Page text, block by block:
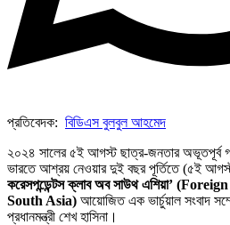
প্রতিবেদক: বিডিএস বুলবুল আহমেদ
২০২৪ সালের ৫ই আগস্ট ছাত্র-জনতার অভূতপূর্ব
ভারতে আশ্রয় নেওয়ার দুই বছর পূর্তিতে (৫ই
করেসপন্ডেন্টস ক্লাব অব সাউথ এশিয়া’
South Asia) আয়োজিত এক ভার্চুয়াল সংবাদ
প্রধানমন্ত্রী শেখ হাসিনা।